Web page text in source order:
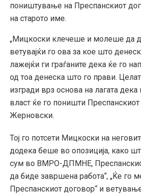
поништување на Преспанскиот
на старото име.
„Мицкоски клечеше и молеше да
ветувајќи го ова за кое што
лажејќи ги граѓаните дека ќе го
од тоа денеска што го прави.
изгради врз основа на лагата дека
власт ќе го поништи Преспанскиот
Жерновски.
Тој го потсети Мицкоски на
додека беше во опозиција, како
сум во ВМРО-ДПМНЕ,
да биде завршена работа“, „Ќе го
Преспанскиот договор“ и